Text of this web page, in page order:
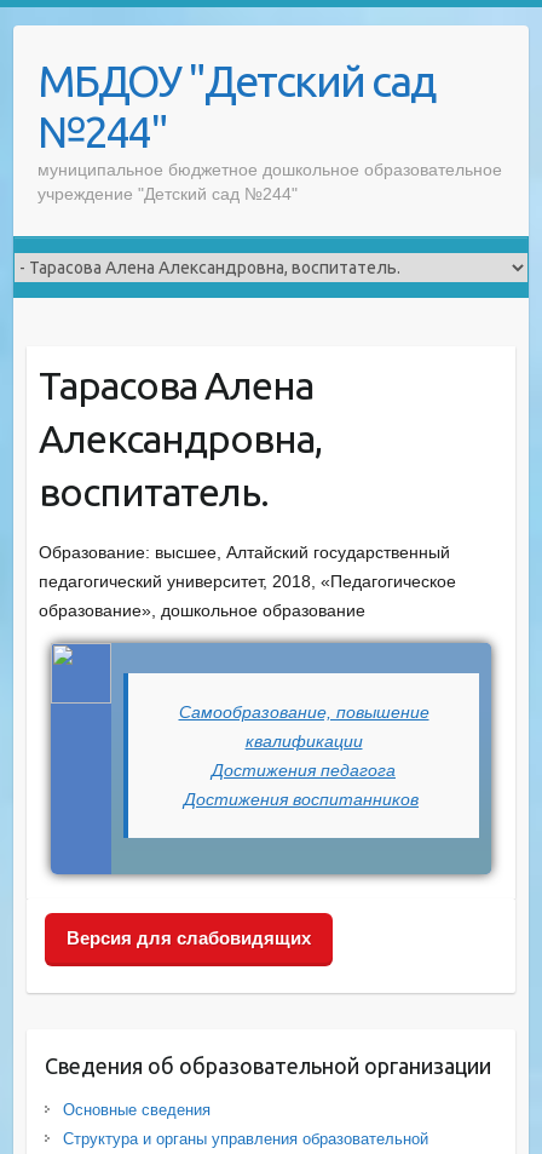
contentМБДОУ "Детский сад
№244"
муниципальное бюджетное дошкольное образовательное
учреждение "Детский сад №244"
Тарасова Алена
Александровна,
воспитатель.
Образование: высшее, Алтайский государственный
педагогический университет, 2018, «Педагогическое
образование», дошкольное образование
Самообразование, повышение
квалификации
Достижения педагога
Достижения воспитанников
Версия для слабовидящих
Сведения об образовательной организации
Основные сведения
Структура и органы управления образовательной